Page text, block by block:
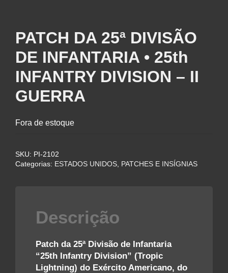
PATCH DA 25ª DIVISÃO
DE INFANTARIA • 25th
INFANTRY DIVISION – II
GUERRA
Fora de estoque
SKU: PI-2102
Categorias: ESTADOS UNIDOS PATCHES E INSÍGNIAS
Descrição
Patch da 25ª Divisão de Infantaria
“25th Infantry Division” (Tropic
Lightning) do Exército Americano, do